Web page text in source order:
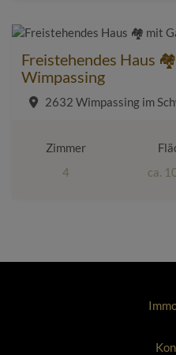
Freistehendes Haus
Wimpassing
2632 Wimpassing im
Zimmer
4
ca.